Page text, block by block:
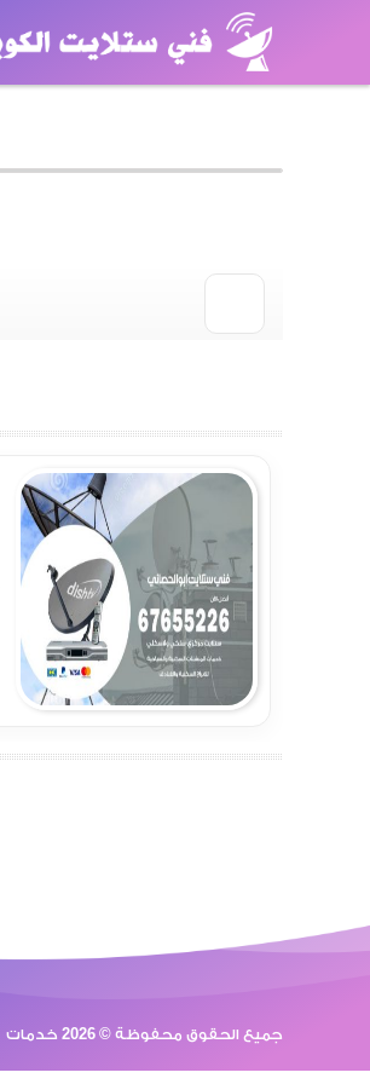
جميع الحقوق محفوظة © 2026 خدمات